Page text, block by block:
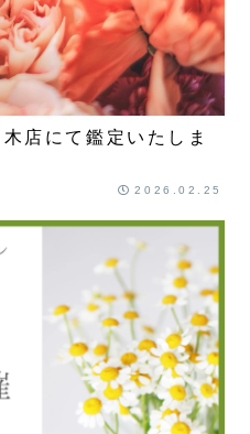
店にて鑑定いたしま
2026.02.25